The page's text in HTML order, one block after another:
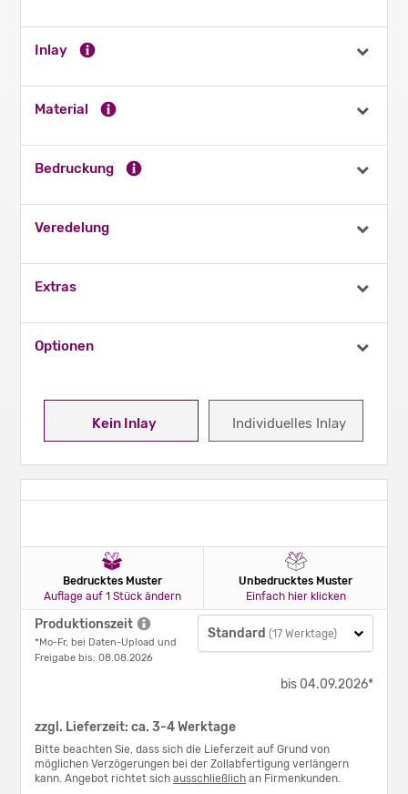
Kein Inlay Individuelles Inlay
Inlay
Material
Bedruckung
Veredelung
Extras
Optionen
Bedrucktes Muster
Auflage auf 1 Stück ändern
Unbedrucktes Muster
Einfach hier klicken
Produktionszeit
*Mo-Fr, bei Daten-Upload und
Freigabe bis: 08.08.2026
Standard (17 Werktage)
bis 04.09.2026*
zzgl. Lieferzeit: ca. 3-4 Werktage
Bitte beachten Sie, dass sich die Lieferzeit auf Grund von
möglichen Verzögerungen bei der Zollabfertigung verlängern
kann. Angebot richtet sich ausschließlich an Firmenkunden.